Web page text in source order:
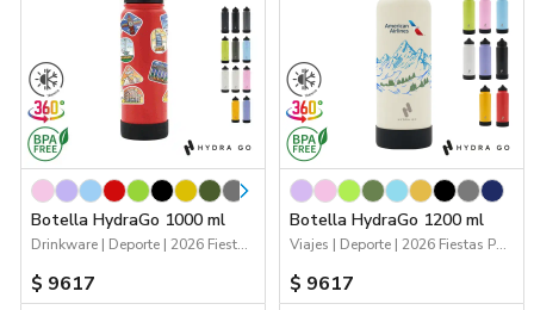
Botella HydraGo 1000 ml
Drinkware | Deporte | 2026 Fiestas Patrias | Hydra Go | Viajes
$ 9617
Botella HydraGo 1200 ml
Viajes | Deporte | 2026 Fiestas Patrias | Drinkware | Hydra Go
$ 9617